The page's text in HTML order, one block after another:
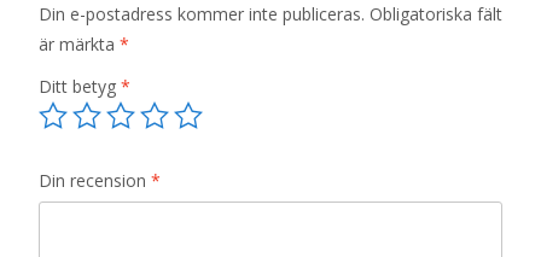
Din e-postadress kommer inte publiceras. Obligatoriska fält
är märkta *
Ditt betyg *
Din recension *